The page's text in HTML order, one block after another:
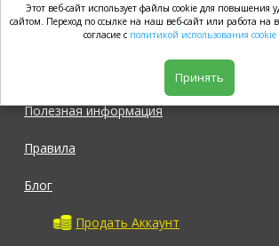
market.com
Полезная информация
Правила
Блог
Продать Аккаунт
Этот веб-сайт использует файлы cookie для повышения
сайтом. Переход по ссылке на наш веб-сайт или работа на
согласие с политикой использования
Принять